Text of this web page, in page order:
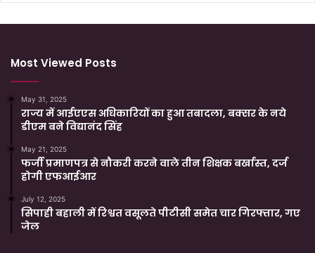
Most Viewed Posts
May 31, 2025
राज्य में आईएएस अधिकारियों का हुआ तबादला, बक्सर के नये
डीएम बने विद्यानंद सिंह
May 21, 2025
फर्जी प्रमाणपत्र से नौकरी करने वाले तीन शिक्षक बर्खास्त, दर्ज
होगी एफआईआर
July 12, 2025
सिपाही बहाली में रिश्वत वसूलते पीटीसी समेत चार गिरफ्तार, गए
जेल